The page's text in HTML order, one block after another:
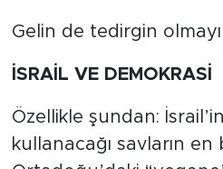
Gelin de tedirgin
İSRAİL VE DEMOKRASİ
Özellikle şundan:
kullanacağı savların en